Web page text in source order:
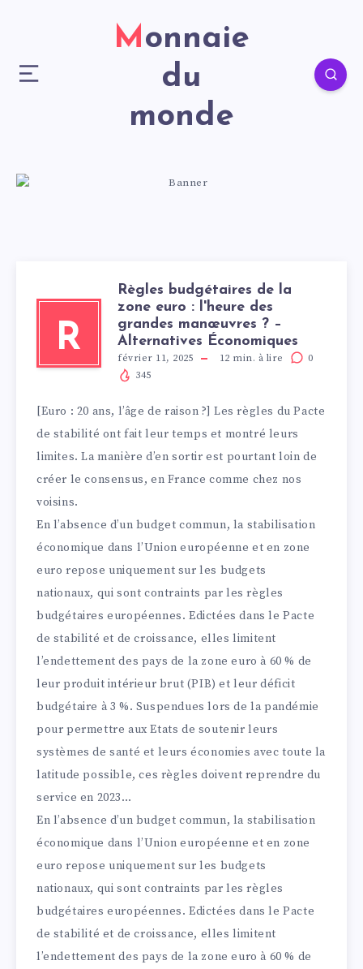
Monnaie
du
monde
R
Règles budgétaires de la
zone euro : l'heure des
grandes manœuvres ? –
Alternatives Économiques
février 11, 2025 12 min. à lire
0
345
[Euro : 20 ans, l’âge de raison ?] Les règles du Pacte
de stabilité ont fait leur temps et montré leurs
limites. La manière d’en sortir est pourtant loin de
créer le consensus, en France comme chez nos
voisins.
En l’absence d’un budget commun, la stabilisation
économique dans l’Union européenne et en zone
euro repose uniquement sur les budgets
nationaux, qui sont contraints par les règles
budgétaires européennes. Edictées dans le Pacte
de stabilité et de croissance, elles limitent
l’endettement des pays de la zone euro à 60 % de
leur produit intérieur brut (PIB) et leur déficit
budgétaire à 3 %. Suspendues lors de la pandémie
pour permettre aux Etats de soutenir leurs
systèmes de santé et leurs économies avec toute la
latitude possible, ces règles doivent reprendre du
service en 2023…
En l’absence d’un budget commun, la stabilisation
économique dans l’Union européenne et en zone
euro repose uniquement sur les budgets
nationaux, qui sont contraints par les règles
budgétaires européennes. Edictées dans le Pacte
de stabilité et de croissance, elles limitent
l’endettement des pays de la zone euro à 60 % de